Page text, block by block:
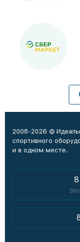
2008-2026 ©
спортивного
и в одном месте.